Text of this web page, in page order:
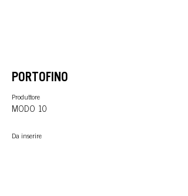
PORTOFINO
Produttore
MODO 10
Da inserire